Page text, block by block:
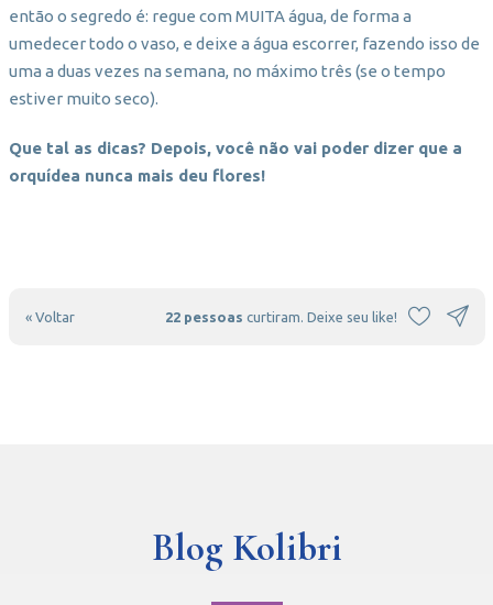
então o segredo é: regue com MUITA água, de forma a
umedecer todo o vaso, e deixe a água escorrer, fazendo isso de
uma a duas vezes na semana, no máximo três (se o tempo
estiver muito seco).
Que tal as dicas? Depois, você não vai poder dizer que a
orquídea nunca mais deu flores!
« Voltar 22 pessoas curtiram. Deixe seu like!
Blog Kolibri